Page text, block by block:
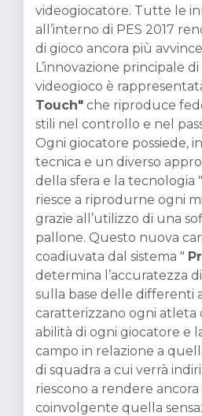
videogiocatore. Tutte le
all’interno di PES 2017
di gioco ancora più
L’innovazione principale
videogioco è
Touch" che riproduce
stili nel controllo e nel
Ogni giocatore possiede,
tecnica e un diverso
della sfera e la tecnologia "
riesce a riprodurne ogni
grazie all’utilizzo di una
pallone. Questo nuova
coadiuvata dal sistema "
determina l’accuratezza
sulla base delle differenti
caratterizzano ogni atleta
abilità di ogni giocatore e
campo in relazione a
di squadra a cui verrà
riescono a rendere
coinvolgente quella